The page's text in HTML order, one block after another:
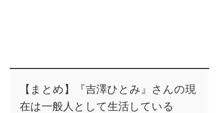
【まとめ】『吉澤ひとみ』さんの現
在は一般人として生活している